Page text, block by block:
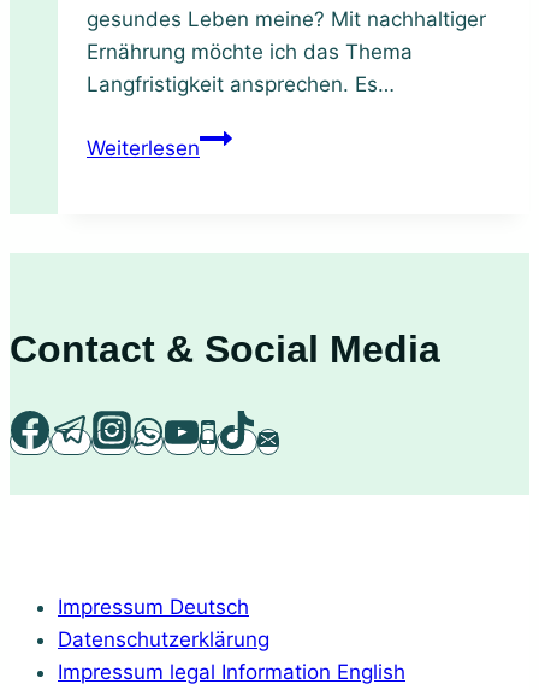
gesundes Leben meine? Mit nachhaltiger
Ernährung möchte ich das Thema
Langfristigkeit ansprechen. Es…
WeiterlesenNachhaltige
Warum
Geschmack
wichtig
ist
Contact & Social Media
Impressum Deutsch
Datenschutzerklärung
Impressum legal Information English